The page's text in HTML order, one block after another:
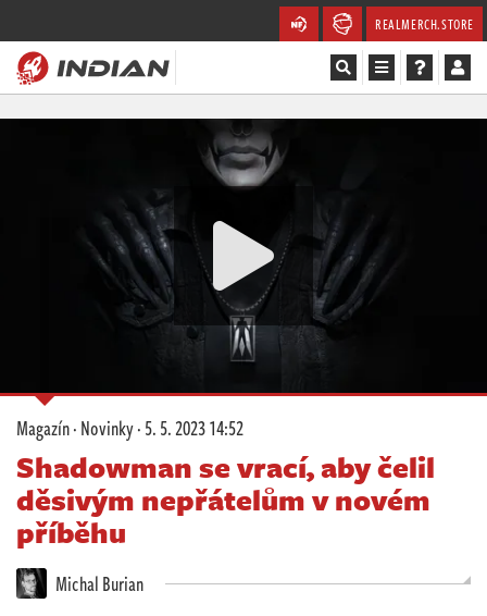
REALMERCH.STORE
Komunita
Redakce
Živě
Magazín·Novinky·5. 5. 2023 14:52
Shadowman se vrací, aby čelil
děsivým nepřátelům v novém
příběhu
Michal Burian